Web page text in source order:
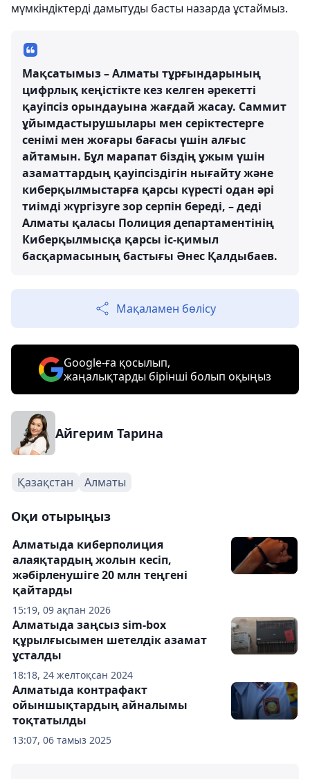
мүмкіндіктерді дамытуды басты назарда ұстаймыз.
Мақсатымыз – Алматы тұрғындарының
цифрлық кеңістікте кез келген әрекетті
қауіпсіз орындауына жағдай жасау. Саммит
ұйымдастырушылары мен серіктестерге
сенімі мен жоғары бағасы үшін алғыс
айтамын. Бұл марапат біздің ұжым үшін
азаматтардың қауіпсіздігін нығайту және
киберқылмыстарға қарсы күресті одан әрі
тиімді жүргізуге зор серпін береді, – деді
Алматы қаласы Полиция департаментінің
Киберқылмысқа қарсы іс-қимыл
басқармасының бастығы Әнес Қалдыбаев.
Мақаламен бөлісу
Google-ға қосылып,
жаңалықтарды бірінші болып оқыңыз
Айгерим Тарина
Қазақстан Алматы
Оқи отырыңыз
15:19, 09 ақпан 2026
Алматыда киберполиция
алаяқтардың жолын кесіп,
жәбірленушіге 20 млн теңгені
қайтарды
18:18, 24 желтоқсан 2024
Алматыда заңсыз sim-box
құрылғысымен шетелдік азамат
ұсталды
13:07, 06 тамыз 2025
Алматыда контрафакт
ойыншықтардың айналымы
тоқтатылды